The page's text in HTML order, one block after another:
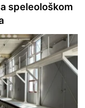
speleološkom